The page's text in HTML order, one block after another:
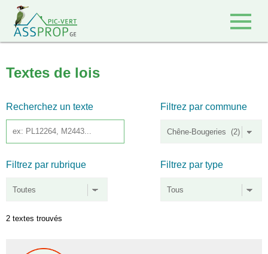
Textes de lois
Recherchez un texte Filtrez par commune
Filtrez par rubrique Filtrez par type
2 textes trouvés